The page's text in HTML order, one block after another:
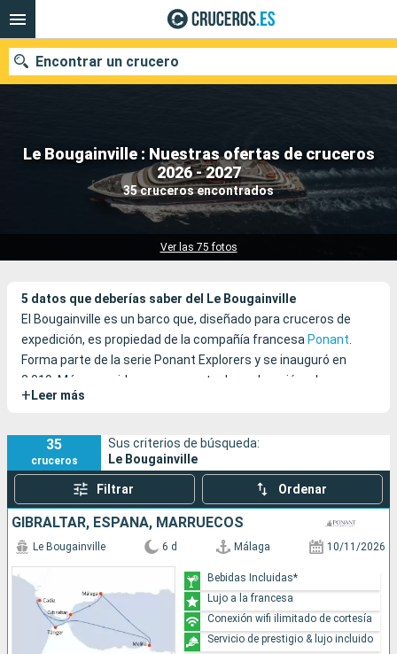
Le Bougainville : Nuestras ofertas de cruceros
2026 - 2027
35 cruceros encontrados
Ver las 75 fotos
Encontrar un crucero
Nuestros destinos
Fecha de salida
5 datos que deberías saber del Le Bougainville
El Bougainville es un barco que, diseñado para cruceros de
expedición, es propiedad de la compañía francesa Ponant.
Forma parte de la serie Ponant Explorers y se inauguró en
2.019. Más parecido a un gran yate de exploración, el
Bougainville lleva a sus pasajeros a costas y puertos
+ Leer más
35
cruceros
Sus criterios de búsqueda:
Le Bougainville
Filtrar Ordenar
GIBRALTAR, ESPAÑA, MARRUECOS
Le Bougainville 6 d Málaga 10/11/2026
Bebidas Incluidas*
Lujo a la francesa
Conexión wifi ilimitado de cortesía
Servicio de prestigio & lujo incluido